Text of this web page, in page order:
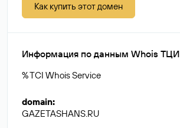
Как купить этот домен
Информация по данным Whois ТЦИ
% TCI Whois Service
domain:
GAZETASHANS.RU